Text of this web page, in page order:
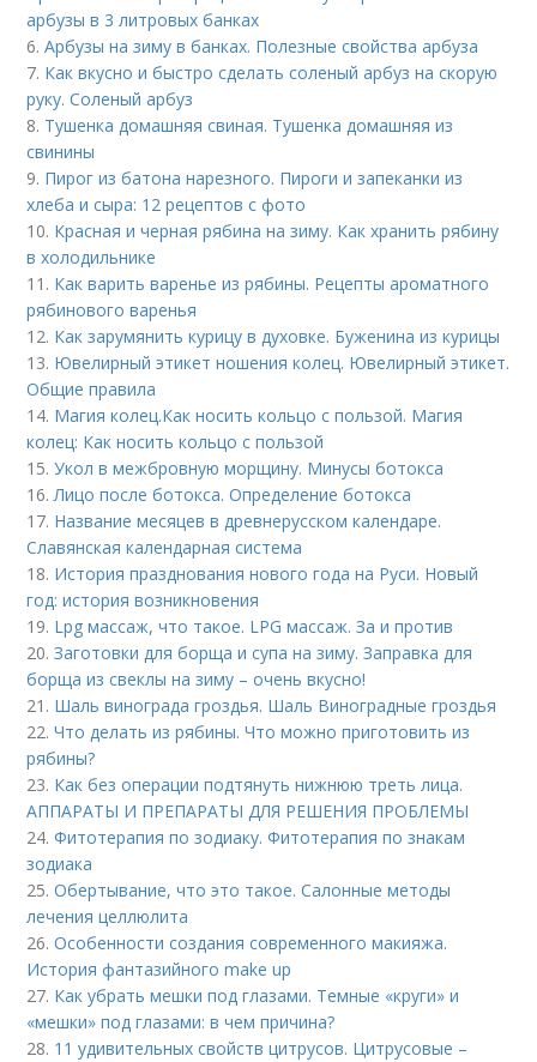
арбузы в 3 литровых банках
6.Арбузы на зиму в банках. Полезные свойства арбуза
7. Как вкусно и быстро сделать соленый арбуз на скорую
руку. Соленый арбуз
8. Тушенка домашняя свиная. Тушенка домашняя из
свинины
9. Пирог из батона нарезного. Пироги и запеканки из
хлеба и сыра: 12 рецептов с фото
10. Красная и черная рябина на зиму. Как хранить рябину
в холодильнике
11. Как варить варенье из рябины. Рецепты ароматного
рябинового варенья
12. Как зарумянить курицу в духовке. Буженина из курицы
13. Ювелирный этикет ношения колец. Ювелирный этикет.
Общие правила
14. Магия колец.Как носить кольцо с пользой. Магия
колец: Как носить кольцо с пользой
15.Укол в межбровную морщину. Минусы ботокса
16.Лицо после ботокса. Определение ботокса
17. Название месяцев в древнерусском календаре.
Славянская календарная система
18. История празднования нового года на Руси. Новый
год: история возникновения
19. Lpg массаж, что такое. LPG массаж. За и против
20.Заготовки для борща и супа на зиму. Заправка для
борща из свеклы на зиму – очень вкусно!
21. Шаль винограда гроздья. Шаль Виноградные гроздья
22.Что делать из рябины. Что можно приготовить из
рябины?
23. Как без операции подтянуть нижнюю треть лица.
АППАРАТЫ И ПРЕПАРАТЫ ДЛЯ РЕШЕНИЯ ПРОБЛЕМЫ
24.Фитотерапия по зодиаку. Фитотерапия по знакам
зодиака
25.Обертывание, что это такое. Салонные методы
лечения целлюлита
26.Особенности создания современного макияжа.
История фантазийного make up
27. Как убрать мешки под глазами. Темные «круги» и
«мешки» под глазами: в чем причина?
28. 11 удивительных свойств цитрусов. Цитрусовые –